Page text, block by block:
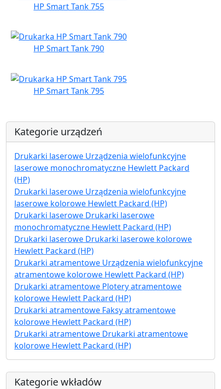
HP Smart Tank 755
HP Smart Tank 790
HP Smart Tank 795
Kategorie urządzeń
Drukarki laserowe Urządzenia wielofunkcyjne
laserowe monochromatyczne Hewlett Packard
(HP)
Drukarki laserowe Urządzenia wielofunkcyjne
laserowe kolorowe Hewlett Packard (HP)
Drukarki laserowe Drukarki laserowe
monochromatyczne Hewlett Packard (HP)
Drukarki laserowe Drukarki laserowe kolorowe
Hewlett Packard (HP)
Drukarki atramentowe Urządzenia wielofunkcyjne
atramentowe kolorowe Hewlett Packard (HP)
Drukarki atramentowe Plotery atramentowe
kolorowe Hewlett Packard (HP)
Drukarki atramentowe Faksy atramentowe
kolorowe Hewlett Packard (HP)
Drukarki atramentowe Drukarki atramentowe
kolorowe Hewlett Packard (HP)
Kategorie wkładów